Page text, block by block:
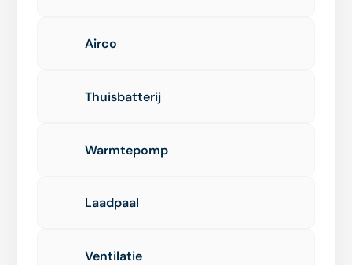
Airco
Thuisbatterij
Warmtepomp
Laadpaal
Ventilatie